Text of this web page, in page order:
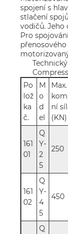
spojení s
stlačení
vodičů. Jeho
Pro
Po
lož
ka
č.
M
o
d
el
Max.
ní
(KN)
161
01
Q
Y-
2
5
250
161
02
Q
Y-
4
5
450
Q